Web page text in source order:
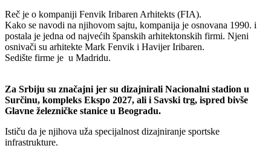
Reč je o kompaniji Fenvik Iribaren Arhitekts (FIA).
Kako se navodi na njihovom sajtu, kompanija je osnovana 1990. i
postala je jedna od najvećih španskih arhitektonskih firmi. Njeni
osnivači su arhitekte Mark Fenvik i Havijer Iribaren.
Sedište firme je u Madridu.
Za Srbiju su značajni jer su dizajnirali Nacionalni stadion u
Surčinu, kompleks Ekspo 2027, ali i Savski trg, ispred bivše
Glavne železničke stanice u Beogradu.
Ističu da je njihova uža specijalnost dizajniranje sportske
infrastrukture.